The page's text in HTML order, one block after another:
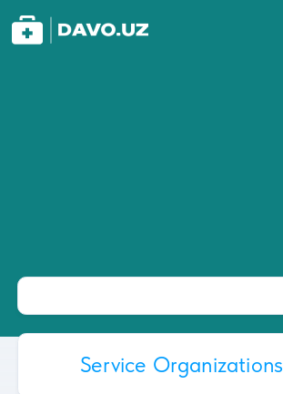
Service Organizations